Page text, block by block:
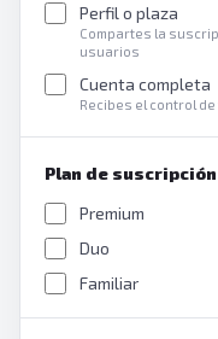
Perfil o plaza
Compartes la
usuarios
Cuenta completa
Recibes el control
Plan de suscripción
Premium
Duo
Familiar